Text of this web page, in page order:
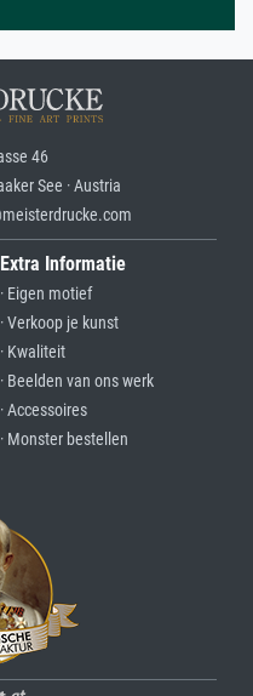
46
See · Austria
Extra Informatie
· Eigen motief
· Verkoop je kunst
· Kwaliteit
· Beelden van ons werk
· Accessoires
· Monster bestellen